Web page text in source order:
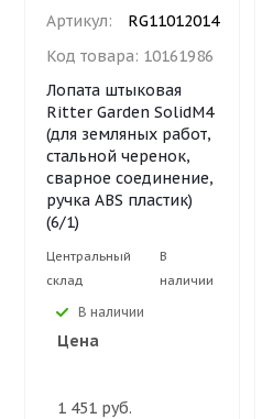
Артикул:
RG11012014
Код товара: 10161986
Лопата штыковая
Ritter Garden SolidM4
(для земляных работ,
стальной черенок,
сварное соединение,
ручка ABS пластик)
(6/1)
Центральный
склад
В
наличии
В наличии
Цена
1 451 руб.